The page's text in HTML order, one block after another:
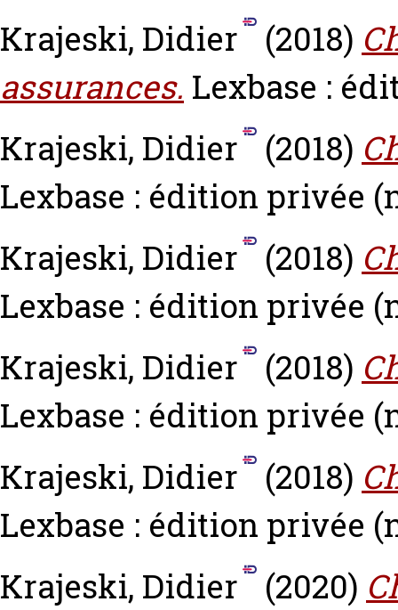
Krajeski, Didier
(2018)
assurances. Lexbase :
Krajeski, Didier
(2018)
Lexbase : édition privée
Krajeski, Didier
(2018)
Lexbase : édition privée
Krajeski, Didier
(2018)
Lexbase : édition privée
Krajeski, Didier
(2018)
Lexbase : édition privée
Krajeski, Didier
(2020)